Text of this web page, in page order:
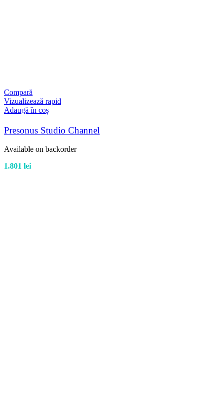
Compară
Vizualizează rapid
Adaugă în coș
Presonus Studio Channel
Available on backorder
1.801 lei